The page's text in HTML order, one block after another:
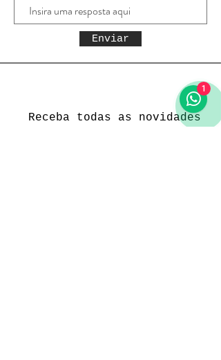
Enviar
Receba todas as novidades
1